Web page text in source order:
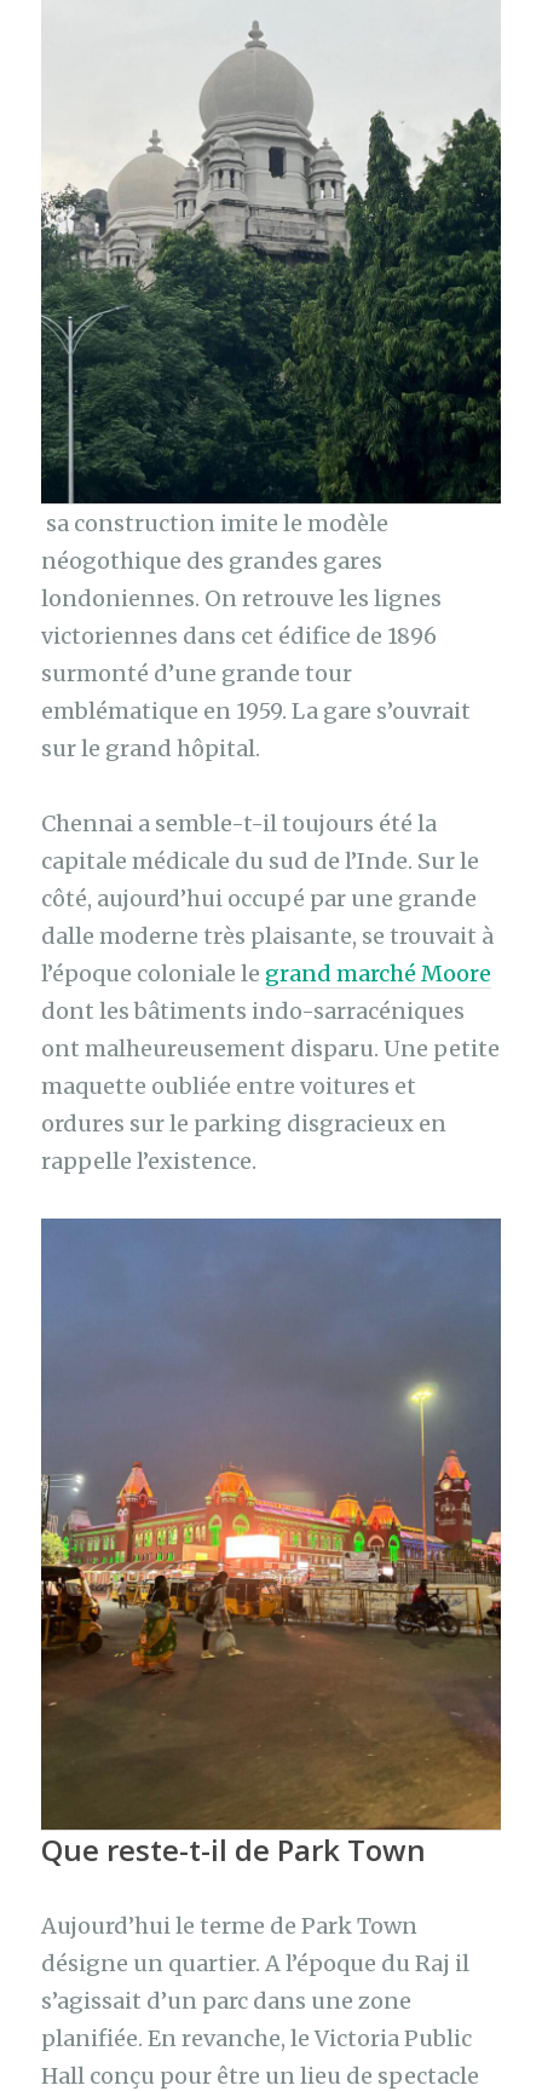
sa construction imite le modèle
néogothique des grandes gares
londoniennes. On retrouve les lignes
victoriennes dans cet édifice de 1896
surmonté d’une grande tour
emblématique en 1959. La gare s’ouvrait
sur le grand hôpital.
Chennai a semble-t-il toujours été la
capitale médicale du sud de l’Inde. Sur le
côté, aujourd’hui occupé par une grande
dalle moderne très plaisante, se trouvait à
l’époque coloniale le grand marché Moore
dont les bâtiments indo-sarracéniques
ont malheureusement disparu. Une petite
maquette oubliée entre voitures et
ordures sur le parking disgracieux en
rappelle l’existence.
Que reste-t-il de Park Town
Aujourd’hui le terme de Park Town
désigne un quartier. A l’époque du Raj il
s’agissait d’un parc dans une zone
planifiée. En revanche, le Victoria Public
Hall conçu pour être un lieu de spectacle